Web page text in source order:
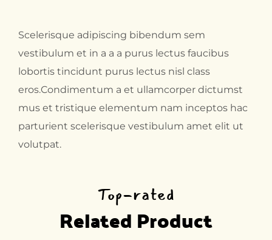
Scelerisque adipiscing bibendum sem
vestibulum et in a a a purus lectus faucibus
lobortis tincidunt purus lectus nisl class
eros.Condimentum a et ullamcorper dictumst
mus et tristique elementum nam inceptos hac
parturient scelerisque vestibulum amet elit ut
volutpat.
Top-rated
Related Product